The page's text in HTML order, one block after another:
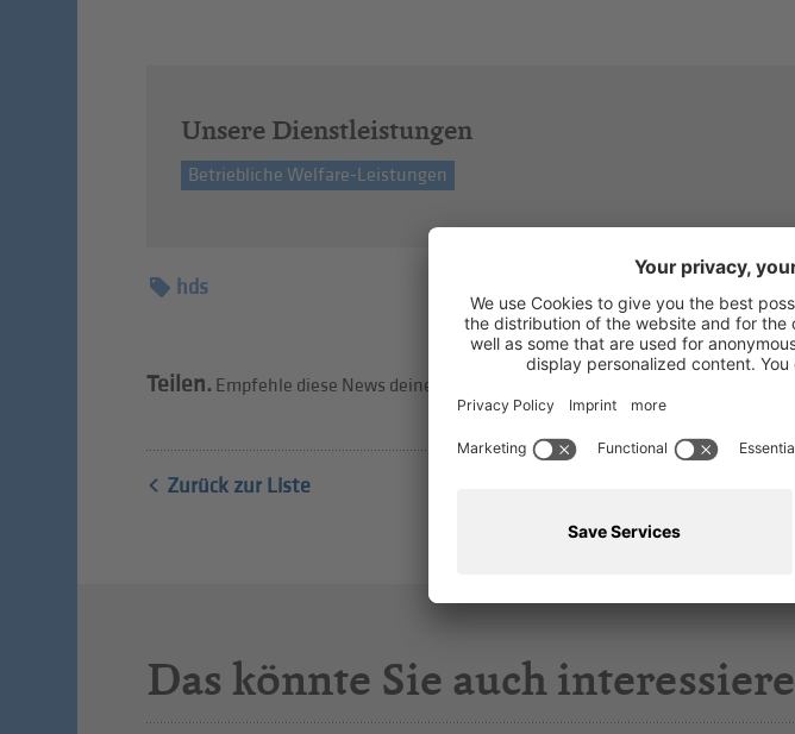
Unsere Dienstleistungen
Betriebliche Welfare-Leistungen
hds
Teilen. Empfehle diese News deinen Freunden weiter.
Zurück zur Liste
Das könnte Sie auch